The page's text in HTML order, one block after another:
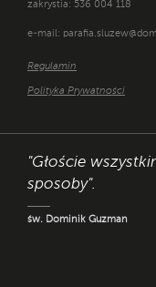
zakrystia: 536 004 118
e-mail:
Regulamin
Polityka Prywatności
"Głoście
sposoby".
św. Dominik Guzman